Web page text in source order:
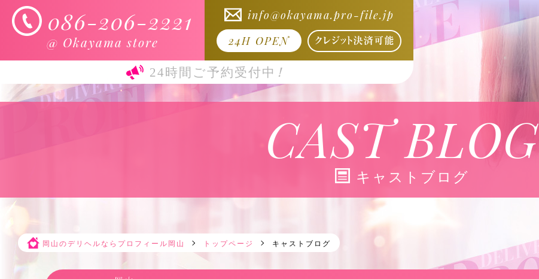
086-206-2221
@ Okayama store
info@okayama.pro-file.jp
24H OPEN
24時間ご予約受付中 ！
CAST BLOG
キャストブログ
岡山のデリヘルならプロフィール岡山 トップページ キャストブログ